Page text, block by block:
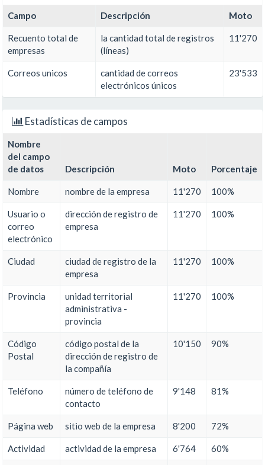
Campo Descripción Moto
Recuento total de
empresas
la cantidad total de registros
(líneas)
11'270
Correos unicos
cantidad de correos
electrónicos únicos
23'533
Estadísticas de campos
Nombre
del campo
de datos
Descripción Moto Porcentaje
Nombre nombre de la empresa 11'270 100%
Usuario o
correo
electrónico
dirección de registro de
empresa
11'270 100%
Ciudad
ciudad de registro de la
empresa
11'270 100%
Provincia
unidad territorial
administrativa -
provincia
11'270 100%
Código
Postal
código postal de la
dirección de registro de
la compañía
10'150 90%
Teléfono
número de teléfono de
contacto
9'148 81%
Página web sitio web de la empresa 8'200 72%
Actividad actividad de la empresa 6'764 60%